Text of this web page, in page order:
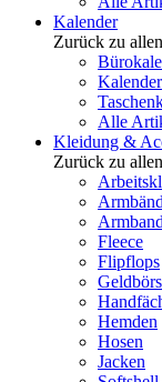
Kalender
Zurück zu
Kalender
Alle
Kleidung &
Zurück zu
Fleece
Flipflops
Hemden
Hosen
Jacken